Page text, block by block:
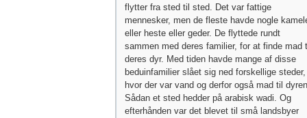
flytter fra sted til sted. Det var fattige
mennesker, men de fleste havde nogle
eller heste eller geder. De flyttede rundt
sammen med deres familier, for at finde mad
deres dyr. Med tiden havde mange af disse
beduinfamilier slået sig ned forskellige steder,
hvor der var vand og derfor også mad til
Sådan et sted hedder på arabisk wadi. Og
efterhånden var det blevet til små landsbyer